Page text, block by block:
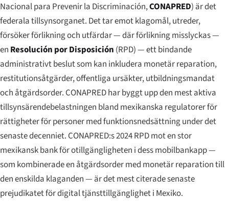
Nacional para Prevenir la Discriminación,CONAPRED) är det
federala tillsynsorganet. Det tar emot klagomål, utreder,
försöker förlikning och utfärdar — där förlikning misslyckas —
en Resolución por Disposición (RPD) — ett bindande
administrativt beslut som kan inkludera monetär reparation,
restitutionsåtgärder, offentliga ursäkter, utbildningsmandat
och åtgärdsorder. CONAPRED har byggt upp den mest aktiva
tillsynsärendebelastningen bland mexikanska regulatorer för
rättigheter för personer med funktionsnedsättning under det
senaste decenniet. CONAPRED:s 2024 RPD mot en stor
mexikansk bank för otillgängligheten i dess mobilbankapp —
som kombinerade en åtgärdsorder med monetär reparation till
den enskilda klaganden — är det mest citerade senaste
prejudikatet för digital tjänsttillgänglighet i Mexiko.